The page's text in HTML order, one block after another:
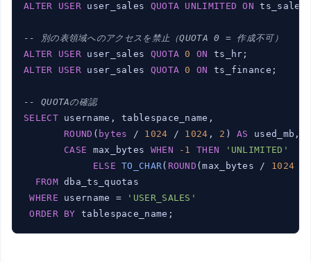
ALTER
USER user_sales QUOTA UNLIMITED ON
-- 別の表領域へのアクセスを禁止（QUOTA 0 = 作成不可）
ALTER
USER user_sales QUOTA 0 ON
ALTER
USER user_sales QUOTA 0 ON ts_finance;
-- QUOTAの確認
SELECT username, tablespace_name,
ROUND ( bytes / 1024 / 1024 , 2 ) AS
used_mb,
CASE max_bytes WHEN -1 THEN
'UNLIMITED'
ELSE
TO_CHAR( ROUND (max_bytes / 1024
FROM dba_ts_quotas
WHERE username =
'USER_SALES'
ORDER
BY tablespace_name;